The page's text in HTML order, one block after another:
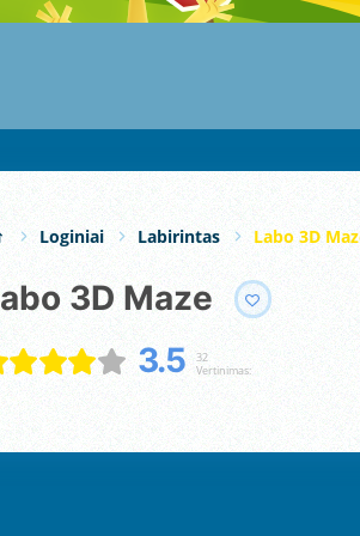
Loginiai Labirintas Labo 3D
Labo 3D Maze
3.5
32
Vertinimas: